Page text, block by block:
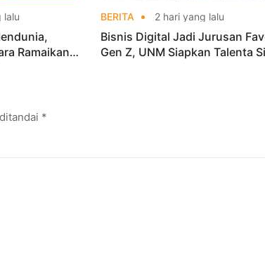
lalu
Ramaikan
BERITA 2 hari yang lalu
Bisnis Digital Jadi Jurusan
Gen Z, UNM Siapkan Talenta
*